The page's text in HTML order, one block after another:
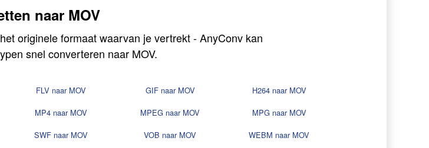
naar MOV
originele formaat waarvan je vertrekt - AnyConv kan
snel converteren naar MOV.
FLV naar MOV GIF naar MOV
H264 naar MOV
MP4 naar MOV MPEG naar MOV
MPG naar MOV
SWF naar MOV VOB naar MOV
WEBM naar MOV